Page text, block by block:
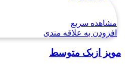
مشاهده سریع
افزودن به علاقه مندی
مویز ازبک متوسط